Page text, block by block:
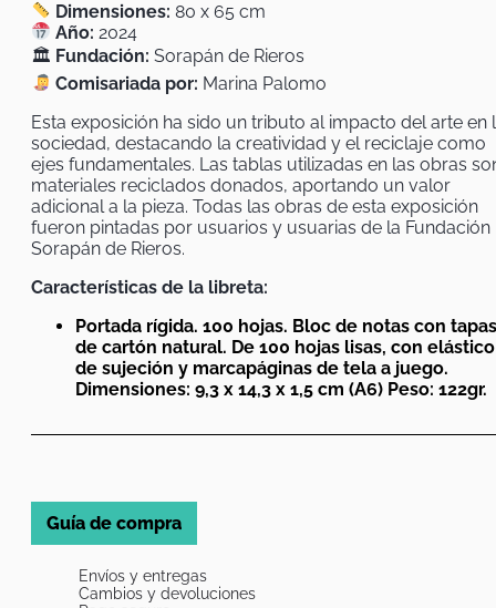
Dimensiones: 80 x 65 cm
Año: 2024
🏛 Fundación: Sorapán de Rieros
Comisariada por: Marina Palomo
Esta exposición ha sido un tributo al impacto del arte en
sociedad, destacando la creatividad y el reciclaje como
ejes fundamentales. Las tablas utilizadas en las obras
materiales reciclados donados, aportando un valor
adicional a la pieza. Todas las obras de esta exposición
fueron pintadas por usuarios y usuarias de la Fundación
Sorapán de Rieros.
Características de la libreta:
Portada rígida. 100 hojas. Bloc de notas con tapas
de cartón natural. De 100 hojas lisas, con elástico
de sujeción y marcapáginas de tela a juego.
Dimensiones: 9,3 x 14,3 x 1,5 cm (A6) Peso: 122gr.
Guía de compra
Envíos y entregas
Cambios y devoluciones